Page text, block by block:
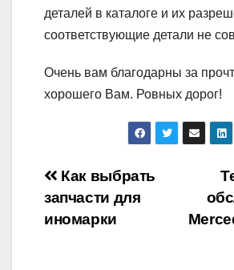
деталей в каталоге и их
соответствующие детали не
Очень вам благодарны за
хорошего Вам. Ровных дорог!
Навигация
по
Как выбрать
запчасти для
иномарки